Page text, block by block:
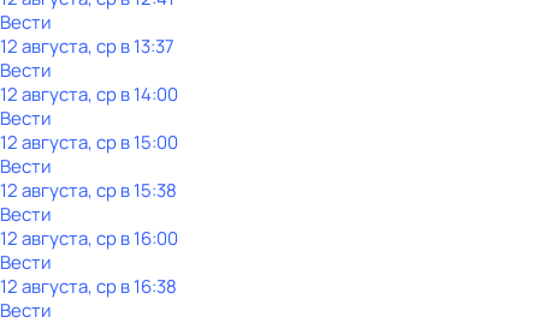
Вести
12 августа, ср в 13:37
Вести
12 августа, ср в 14:00
Вести
12 августа, ср в 15:00
Вести
12 августа, ср в 15:38
Вести
12 августа, ср в 16:00
Вести
12 августа, ср в 16:38
Вести